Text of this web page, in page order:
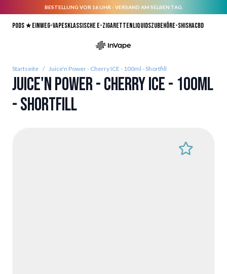
BESTELLUNG VOR 16 UHR - VERSAND AM SELBEN TAG.
Pods ★Einweg-VapesKlassische E-ZigarettenLiquidsZubehörE-ShishaCBD
Startseite / Juice'n Power - Cherry ICE - 100ml - Shortfill
Juice'n Power - Cherry ICE - 100ml
- Shortfill